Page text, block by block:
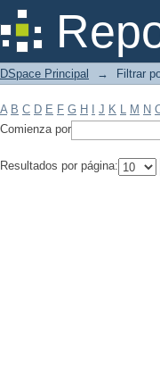
Filtrar por:
DSpace Principal → Filtrar
A B C D E F G H J K L M N
Comienza por
Resultados por página: